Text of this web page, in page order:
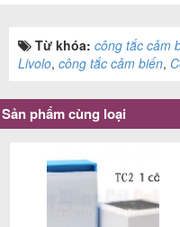
Từ khóa: công tắc cảm
Livolo, công tắc cảm biến,
Sản phẩm cùng loại